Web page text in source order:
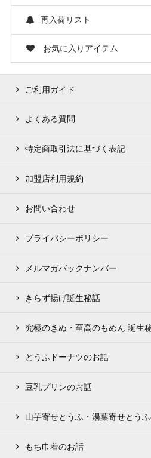
再入荷リスト
お気に入りアイテム
ご利用ガイド
よくある質問
特定商取引法に基づく表記
加盟店利用規約
お問い合わせ
プライバシーポリシー
メルマガバックナンバー
きらず揚げ誕生秘話
究極のきぬ・至高のもめん 誕生
とうふドーナツのお話
豆乳プリンのお話
山芋寄せとうふ・湯葉寄せとう
もち巾着のお話